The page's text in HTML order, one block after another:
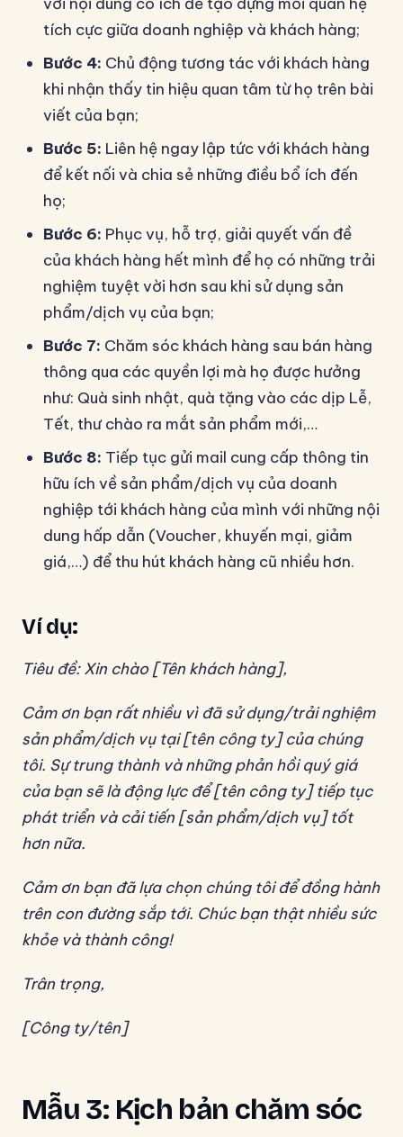
tích cực giữa doanh nghiệp và khách hàng;
Bước 4: Chủ động tương tác với khách hàng
khi nhận thấy tin hiệu quan tâm từ họ trên bài
viết của bạn;
Bước 5: Liên hệ ngay lập tức với khách hàng
để kết nối và chia sẻ những điều bổ ích đến
họ;
Bước 6: Phục vụ, hỗ trợ, giải quyết vấn đề
của khách hàng hết mình để họ có những trải
nghiệm tuyệt vời hơn sau khi sử dụng sản
phẩm/dịch vụ của bạn;
Bước 7: Chăm sóc khách hàng sau bán hàng
thông qua các quyền lợi mà họ được hưởng
như: Quà sinh nhật, quà tặng vào các dịp Lễ,
Tết, thư chào ra mắt sản phẩm mới,…
Bước 8: Tiếp tục gửi mail cung cấp thông tin
hữu ích về sản phẩm/dịch vụ của doanh
nghiệp tới khách hàng của mình với những nội
dung hấp dẫn (Voucher, khuyến mại, giảm
giá,…) để thu hút khách hàng cũ nhiều hơn.
Ví dụ:
Tiêu đề: Xin chào [Tên khách hàng],
Cảm ơn bạn rất nhiều vì đã sử dụng/trải nghiệm
sản phẩm/dịch vụ tại [tên công ty] của chúng
tôi. Sự trung thành và những phản hồi quý giá
của bạn sẽ là động lực để [tên công ty] tiếp tục
phát triển và cải tiến [sản phẩm/dịch vụ] tốt
hơn nữa.
Cảm ơn bạn đã lựa chọn chúng tôi để đồng hành
trên con đường sắp tới. Chúc bạn thật nhiều sức
khỏe và thành công!
Trân trọng,
[Công ty/tên]
Mẫu 3: Kịch bản chăm sóc